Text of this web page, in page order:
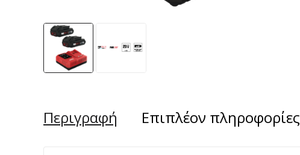
Περιγραφή Επιπλέον πληροφορίες